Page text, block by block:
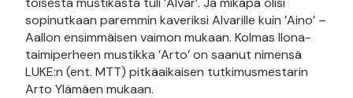
sopinutkaan paremmin kaveriksi Alvarille kuin ’Aino’ –
Aallon ensimmäisen vaimon mukaan. Kolmas Ilona-
taimiperheen mustikka ’Arto’ on saanut nimensä
LUKE:n (ent. MTT) pitkäaikaisen tutkimusmestarin
Arto Ylämäen mukaan.